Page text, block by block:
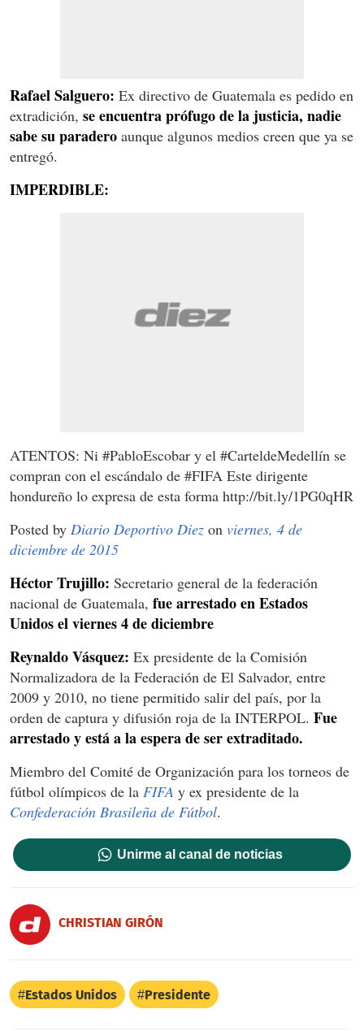
Rafael Salguero: Ex directivo de Guatemala es pedido en
extradición, se encuentra prófugo de la justicia, nadie
sabe su paradero aunque algunos medios creen que ya se
entregó.
IMPERDIBLE:
ATENTOS: Ni #PabloEscobar y el #CarteldeMedellín se
compran con el escándalo de #FIFA Este dirigente
hondureño lo expresa de esta forma http://bit.ly/1PG0qHR
Posted by Diario Deportivo Diez on viernes, 4 de
diciembre de 2015
Héctor Trujillo: Secretario general de la federación
nacional de Guatemala, fue arrestado en Estados
Unidos el viernes 4 de diciembre
Reynaldo Vásquez: Ex presidente de la Comisión
Normalizadora de la Federación de El Salvador, entre
2009 y 2010, no tiene permitido salir del país, por la
orden de captura y difusión roja de la INTERPOL. Fue
arrestado y está a la espera de ser extraditado.
Miembro del Comité de Organización para los torneos de
fútbol olímpicos de la FIFA y ex presidente de la
Confederación Brasileña de Fútbol.
Unirme al canal de noticias
CHRISTIAN GIRÓN
Estados Unidos Presidente